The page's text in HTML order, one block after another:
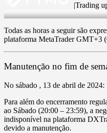
|Trading
11 Apr 2024
Todas as horas a seguir são
plataforma MetaTrader GMT+3
Manutenção no fim de
No sábado , 13 de abril de 2024:
Para além do encerramento
ao Sábado (20:00 – 23:59), a
indisponível na plataforma
devido a manutenção.